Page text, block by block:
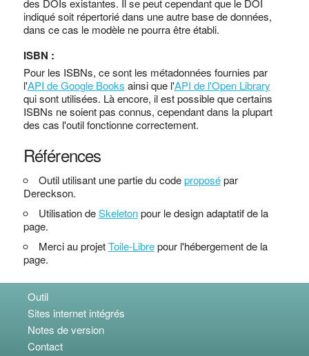
des DOIs existantes. Il se peut cependant que le DOI
indiqué soit répertorié dans une autre base de données,
dans ce cas le modèle ne pourra être établi.
ISBN :
Pour les ISBNs, ce sont les métadonnées fournies par
l'API de Google Books ainsi que l'API de l'Open Library
qui sont utilisées. Là encore, il est possible que certains
ISBNs ne soient pas connus, cependant dans la plupart
des cas l'outil fonctionne correctement.
Références
Outil utilisant une partie du codeproposépar
Dereckson.
Utilisation deSkeletonpour le design adaptatif de la
page.
Merci au projetToile-Librepour l'hébergement de la
page.
Outil
Sites internet intégrés
Notes de version
Contact